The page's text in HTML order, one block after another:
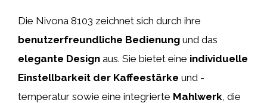
Die Nivona 8103 zeichnet sich durch ihre
benutzerfreundliche Bedienung und das
elegante Design aus. Sie bietet eine individuelle
Einstellbarkeit der Kaffeestärke und -
temperatur sowie eine integrierte Mahlwerk , die